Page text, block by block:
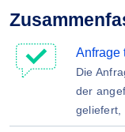
Anfrage
Die
der
geliefert,